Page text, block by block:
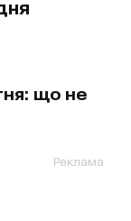
що не
Реклама